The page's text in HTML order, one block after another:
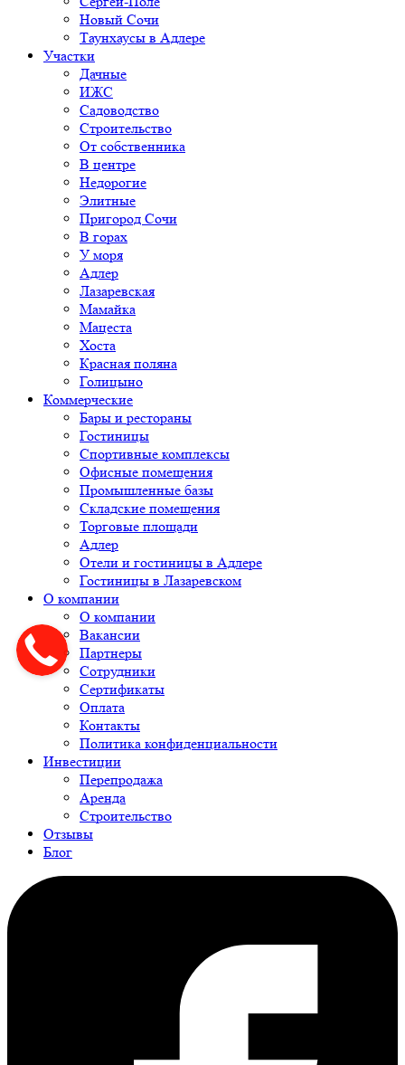
Новый Сочи
Таунхаусы в Адлере
Участки
Дачные
ИЖС
Садоводство
Строительство
От собственника
В центре
Недорогие
Элитные
Пригород Сочи
В горах
У моря
Адлер
Лазаревская
Мамайка
Мацеста
Хоста
Красная поляна
Голицыно
Коммерческие
Бары и рестораны
Гостиницы
Спортивные комплексы
Офисные помещения
Промышленные базы
Складские помещения
Торговые площади
Адлер
Отели и гостиницы в Адлере
Гостиницы в Лазаревском
О компании
О компании
Вакансии
Партнеры
Сотрудники
Сертификаты
Оплата
Контакты
Политика конфиденциальности
Инвестиции
Перепродажа
Аренда
Строительство
Отзывы
Блог